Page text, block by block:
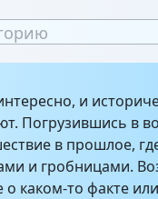
и
Погрузившись в
в прошлое,
и гробницами.
каком-то факте